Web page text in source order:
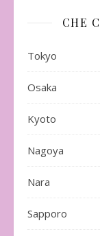
CHE
Tokyo
Osaka
Kyoto
Nagoya
Nara
Sapporo